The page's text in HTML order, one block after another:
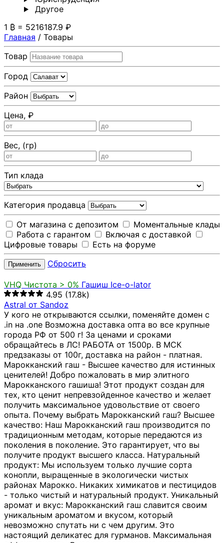
Другoе
1 ₿ = 5216187.9 ₽
Главная / Товары
Товар
Город
Район
Цена, ₽
Вес, (гр)
Тип клада
Категория продавца
От магазина с депозитом
Моментальные клады
Работа с гарантом
Включая с доставкой
Цифровые товары
Есть на форуме
Применить Сбросить
VHQ Чистота > 0% Гашиш Ice-o-lator
4.95 (17.8k)
Astral от Sandoz
У кого не открываются ссылки, поменяйте домен с
.in на .one Возможна доставка опта во все крупные
города РФ от 500 г! За ценами и сроками
обращайтесь в ЛС! РАБОТА от 1500р. В МСК
предзаказы от 100г, доставка на район - платная.
Марокканский гаш - Высшее качество для истинных
ценителей! Добро пожаловать в мир элитного
Марокканского гашиша! Этот продукт создан для
тех, кто ценит непревзойденное качество и желает
получить максимальное удовольствие от своего
опыта. Почему выбрать Марокканский гаш? Высшее
качество: Наш Марокканский гаш производится по
традиционным методам, которые передаются из
поколения в поколение. Это гарантирует, что вы
получите продукт высшего класса. Натуральный
продукт: Мы используем только лучшие сорта
конопли, выращенные в экологически чистых
районах Марокко. Никаких химикатов и пестицидов
- только чистый и натуральный продукт. Уникальный
аромат и вкус: Марокканский гаш славится своим
уникальным ароматом и вкусом, который
невозможно спутать ни с чем другим. Это
настоящий деликатес для гурманов. Максимальная